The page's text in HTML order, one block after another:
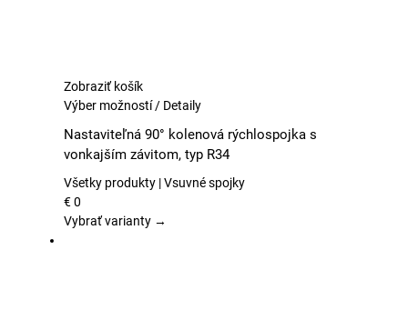
Zobraziť košík
Výber možností Tento
má
viacero
variantov.
si
/Detaily
Nastaviteľná 90° kolenová rýchlospojka s
vonkajším závitom, typ R34
Všetky produkty | Vsuvné spojky
€0
Vybrať varianty →